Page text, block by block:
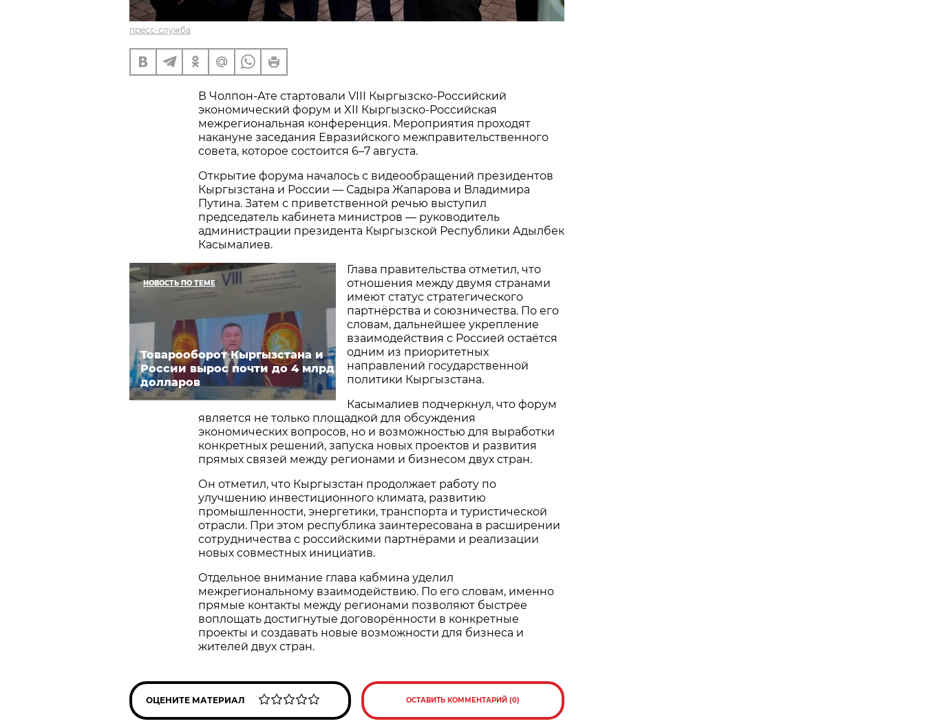
пресс-служба
В Чолпон-Ате стартовали VIII Кыргызско-Российский
экономический форум и XII Кыргызско-Российская
межрегиональная конференция. Мероприятия проходят
накануне заседания Евразийского межправительственного
совета, которое состоится 6–7 августа.
Открытие форума началось с видеообращений президентов
Кыргызстана и России — Садыра Жапарова и Владимира
Путина. Затем с приветственной речью выступил
председатель кабинета министров — руководитель
администрации президента Кыргызской Республики Адылбек
Касымалиев.
НОВОСТЬ ПО ТЕМЕ
Товарооборот Кыргызстана и
России вырос почти до 4 млрд
долларов
Глава правительства отметил, что
отношения между двумя странами
имеют статус стратегического
партнёрства и союзничества. По его
словам, дальнейшее укрепление
взаимодействия с Россией остаётся
одним из приоритетных
направлений государственной
политики Кыргызстана.
Касымалиев подчеркнул, что форум
является не только площадкой для обсуждения
экономических вопросов, но и возможностью для выработки
конкретных решений, запуска новых проектов и развития
прямых связей между регионами и бизнесом двух стран.
Он отметил, что Кыргызстан продолжает работу по
улучшению инвестиционного климата, развитию
промышленности, энергетики, транспорта и туристической
отрасли. При этом республика заинтересована в расширении
сотрудничества с российскими партнёрами и реализации
новых совместных инициатив.
Отдельное внимание глава кабмина уделил
межрегиональному взаимодействию. По его словам, именно
прямые контакты между регионами позволяют быстрее
воплощать достигнутые договорённости в конкретные
проекты и создавать новые возможности для бизнеса и
жителей двух стран.
ОЦЕНИТЕ МАТЕРИАЛ ОСТАВИТЬ КОММЕНТАРИЙ (0)